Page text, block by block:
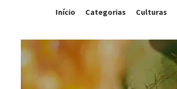
Início Categorias Culturas